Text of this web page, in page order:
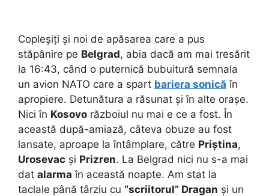
Copleșiți și noi de apăsarea care a pus
stăpânire pe Belgrad, abia dacă am mai tresărit
la 16:43, când o puternică bubuitură semnala
un avion NATO care a spart bariera sonică în
apropiere. Detunătura a răsunat și în alte orașe.
Nici în Kosovo războiul nu mai e ce a fost. În
această după-amiază, câteva obuze au fost
lansate, aproape la întâmplare, către Priștina,
Urosevac și Prizren. La Belgrad nici nu s-a mai
dat alarma în această noapte. Am stat la
taclale până târziu cu “scriitorul” Dragan și un